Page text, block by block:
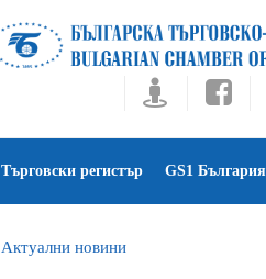
Търговски регистър GS1 България
Актуални новини